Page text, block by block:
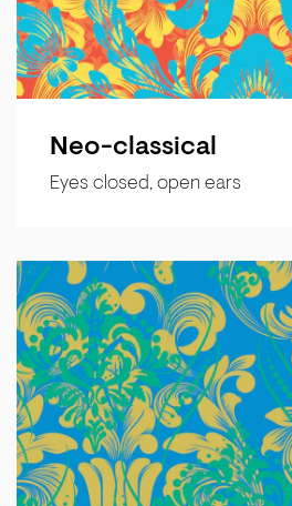
Neo-classical
Eyes closed, open ears